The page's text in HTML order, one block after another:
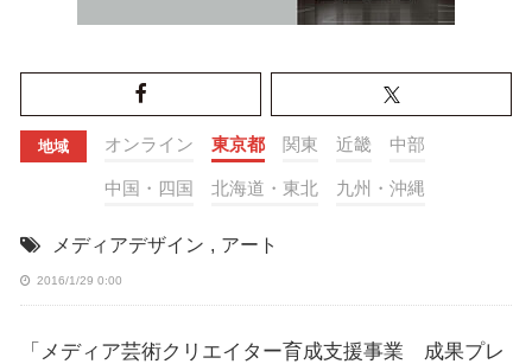
地域 オンライン 東京都 関東 近畿 中部
中国・四国 北海道・東北 九州・沖縄
メディアデザイン , アート
2016/1/29 0:00
「メディア芸術クリエイター育成支援事業 成果プレ